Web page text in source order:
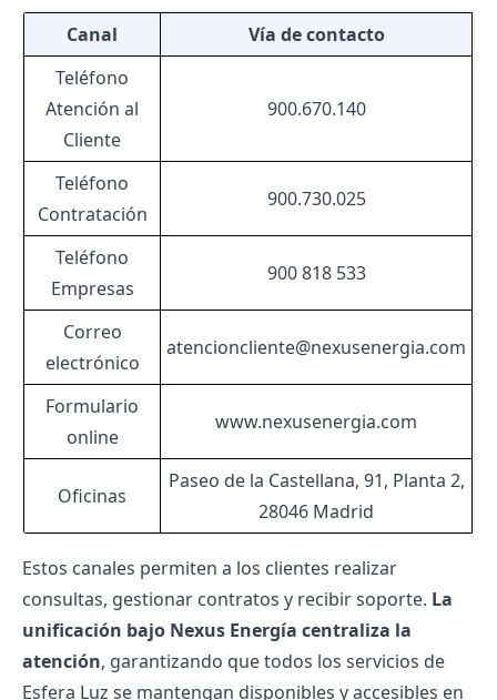
Canal
Vía de contacto
Teléfono
Atención al
Cliente
900.670.140
Teléfono
Contratación
900.730.025
Teléfono
Empresas
900 818 533
Correo
electrónico
atencioncliente@nexusenergia.com
Formulario
online
www.nexusenergia.com
Oficinas
Paseo de la Castellana, 91, Planta 2,
28046 Madrid
Estos canales permiten a los clientes realizar
consultas, gestionar contratos y recibir soporte. La
unificación bajo Nexus Energía centraliza la
atención, garantizando que todos los servicios de
Esfera Luz se mantengan disponibles y accesibles en